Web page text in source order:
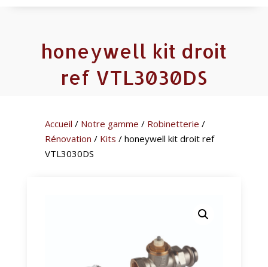
honeywell kit droit
ref VTL3030DS
Accueil / Notre gamme / Robinetterie /
Rénovation / Kits / honeywell kit droit ref
VTL3030DS